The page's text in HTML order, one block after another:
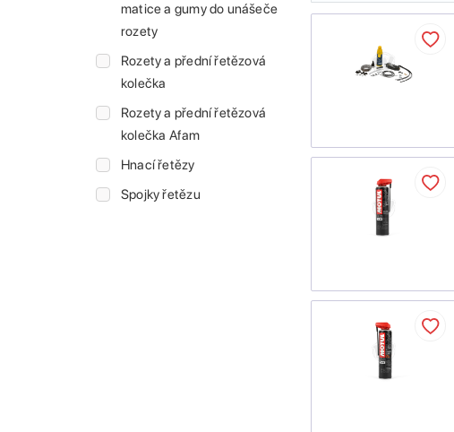
matice a gumy do unášeče
rozety
Rozety a přední řetězová
kolečka
Rozety a přední řetězová
kolečka Afam
Hnací řetězy
Spojky řetězu